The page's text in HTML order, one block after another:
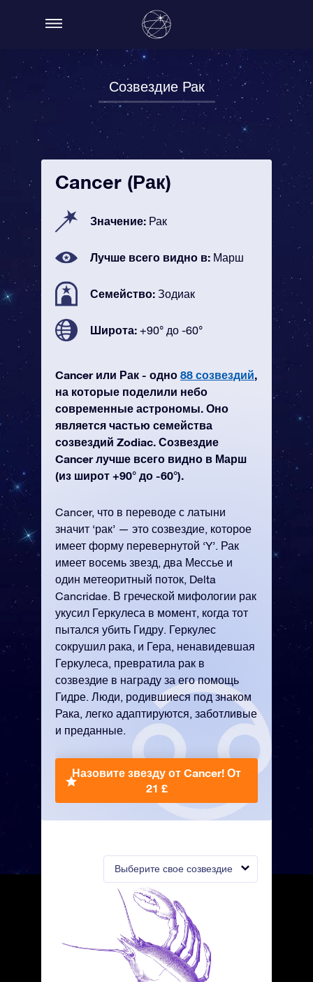
Созвездие Рак
Выберите свое созвездие
Cancer (Рак)
Значение: Рак
Лучше всего видно в: Марш
Семейство: Зодиак
Широта: +90° до -60°
Cancer или Рак - одно 88 созвездий,
на которые поделили небо
современные астрономы. Оно
является частью семейства
созвездий Zodiac. Созвездие
Cancer лучше всего видно в Марш
(из широт +90° до -60°).
Cancer, что в переводе с латыни
значит ‘рак’ — это созвездие, которое
имеет форму перевернутой ‘Y’. Рак
имеет восемь звезд, два Мессье и
один метеоритный поток, Delta
Cancridae. В греческой мифологии рак
укусил Геркулеса в момент, когда тот
пытался убить Гидру. Геркулес
сокрушил рака, и Гера, ненавидевшая
Геркулеса, превратила рак в
созвездие в награду за его помощь
Гидре. Люди, родившиеся под знаком
Рака, легко адаптируются, заботливые
и преданные.
Назовите звезду от Cancer! От
21 £